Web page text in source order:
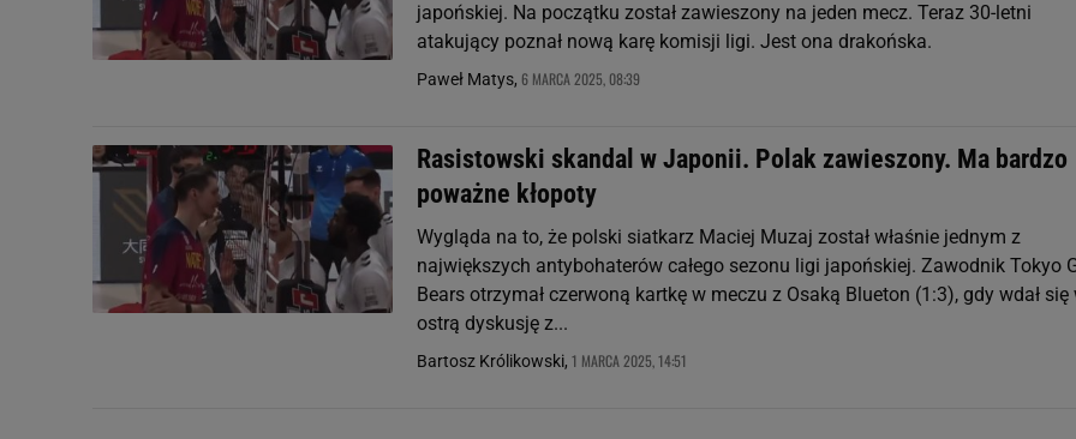
japońskiej. Na początku został zawieszony na jeden mecz. Teraz 30-letni
atakujący poznał nową karę komisji ligi. Jest ona drakońska.
Paweł Matys, 6 MARCA 2025, 08:39
Rasistowski skandal w Japonii. Polak zawieszony. Ma bardzo
poważne kłopoty
Wygląda na to, że polski siatkarz Maciej Muzaj został właśnie jednym z
największych antybohaterów całego sezonu ligi japońskiej. Zawodnik Tokyo
Bears otrzymał czerwoną kartkę w meczu z Osaką Blueton (1:3), gdy wdał się
ostrą dyskusję z...
Bartosz Królikowski, 1 MARCA 2025, 14:51